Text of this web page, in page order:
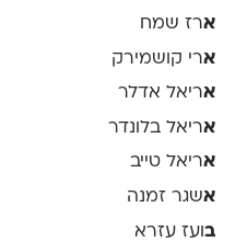
ארז שמח
ארי קושמירק
אריאל אדלר
אריאל בלונדר
אריאל טייב
אשגר זמנה
בועז עזרא